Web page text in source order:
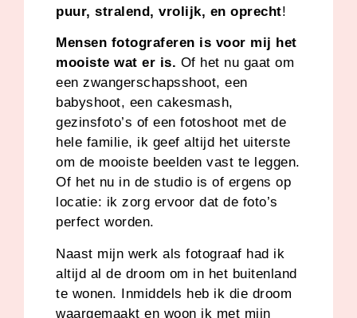
puur, stralend, vrolijk, en oprecht!
Mensen fotograferen is voor mij het
mooiste wat er is. Of het nu gaat om
een zwangerschapsshoot, een
babyshoot, een cakesmash,
gezinsfoto’s of een fotoshoot met de
hele familie, ik geef altijd het uiterste
om de mooiste beelden vast te leggen.
Of het nu in de studio is of ergens op
locatie: ik zorg ervoor dat de foto’s
perfect worden.
Naast mijn werk als fotograaf had ik
altijd al de droom om in het buitenland
te wonen. Inmiddels heb ik die droom
waargemaakt en woon ik met mijn